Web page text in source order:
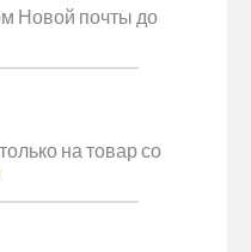
Новой почты до
на товар со